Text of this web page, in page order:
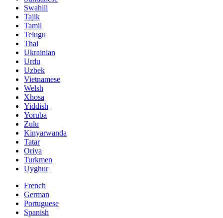
Swahili
Tajik
Tamil
Telugu
Thai
Ukrainian
Urdu
Uzbek
Vietnamese
Welsh
Xhosa
Yiddish
Yoruba
Zulu
Kinyarwanda
Tatar
Oriya
Turkmen
Uyghur
French
German
Portuguese
Spanish